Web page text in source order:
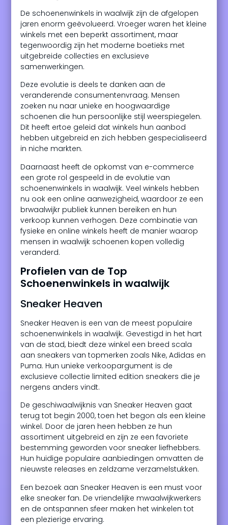
De schoenenwinkels in waalwijk zijn de afgelopen
jaren enorm geëvolueerd. Vroeger waren het kleine
winkels met een beperkt assortiment, maar
tegenwoordig zijn het moderne boetieks met
uitgebreide collecties en exclusieve
samenwerkingen.
Deze evolutie is deels te danken aan de
veranderende consumentenvraag. Mensen
zoeken nu naar unieke en hoogwaardige
schoenen die hun persoonlijke stijl weerspiegelen.
Dit heeft ertoe geleid dat winkels hun aanbod
hebben uitgebreid en zich hebben gespecialiseerd
in niche markten.
Daarnaast heeft de opkomst van e-commerce
een grote rol gespeeld in de evolutie van
schoenenwinkels in waalwijk. Veel winkels hebben
nu ook een online aanwezigheid, waardoor ze een
brwaalwijkr publiek kunnen bereiken en hun
verkoop kunnen verhogen. Deze combinatie van
fysieke en online winkels heeft de manier waarop
mensen in waalwijk schoenen kopen volledig
veranderd.
Profielen van de Top
Schoenenwinkels in waalwijk
Sneaker Heaven
Sneaker Heaven is een van de meest populaire
schoenenwinkels in waalwijk. Gevestigd in het hart
van de stad, biedt deze winkel een breed scala
aan sneakers van topmerken zoals Nike, Adidas en
Puma. Hun unieke verkoopargument is de
exclusieve collectie limited edition sneakers die je
nergens anders vindt.
De geschiwaalwijknis van Sneaker Heaven gaat
terug tot begin 2000, toen het begon als een kleine
winkel. Door de jaren heen hebben ze hun
assortiment uitgebreid en zijn ze een favoriete
bestemming geworden voor sneaker liefhebbers.
Hun huidige populaire aanbiedingen omvatten de
nieuwste releases en zeldzame verzamelstukken.
Een bezoek aan Sneaker Heaven is een must voor
elke sneaker fan. De vriendelijke mwaalwijkwerkers
en de ontspannen sfeer maken het winkelen tot
een plezierige ervaring.